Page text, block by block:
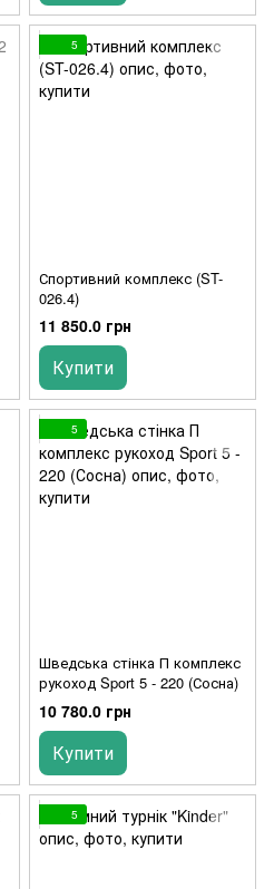
5
Спортивний комплекс (ST-
026.4)
11 850.0 грн
Купити
5
Шведська стінка П комплекс
рукоход Sport 5 - 220 (Сосна)
10 780.0 грн
Купити
5